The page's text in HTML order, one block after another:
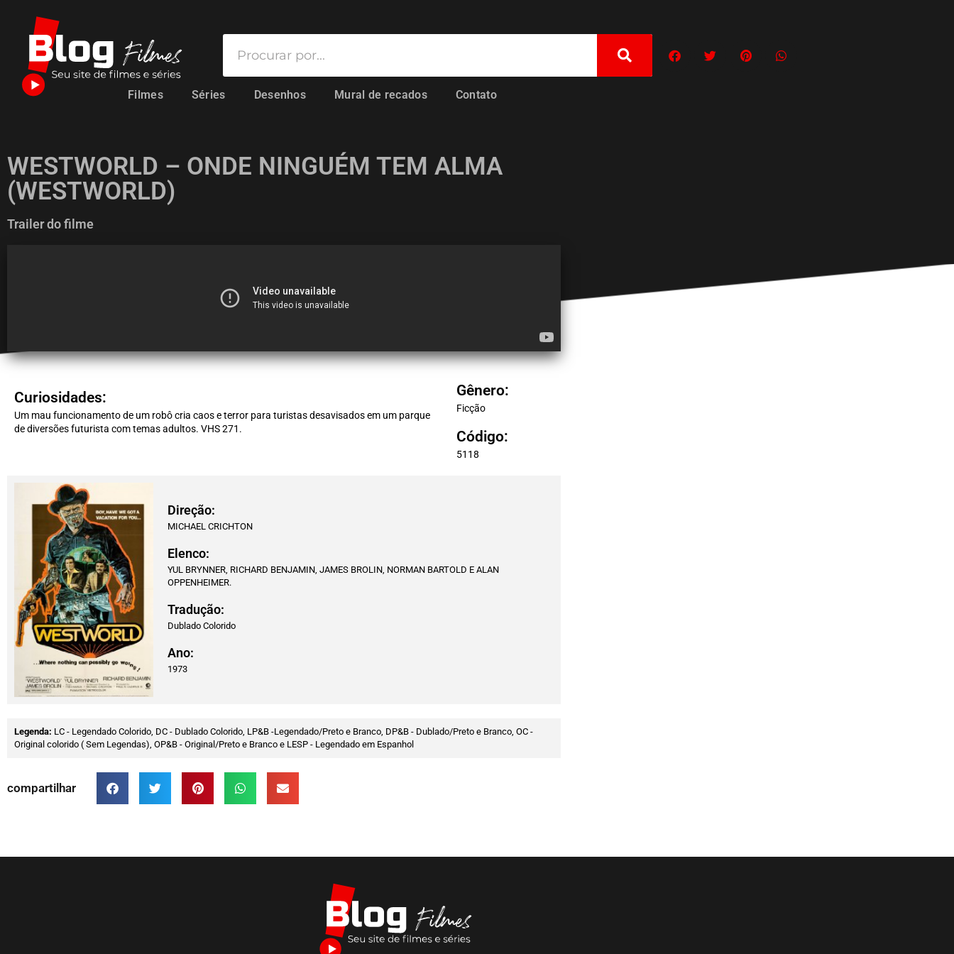
Filmes Séries Desenhos Mural de recados Contato
WESTWORLD – ONDE NINGUÉM TEM ALMA
(WESTWORLD)
Trailer do filme
Curiosidades:
Um mau funcionamento de um robô cria caos e terror para turistas desavisados em um parque
de diversões futurista com temas adultos. VHS 271.
Gênero:
Ficção
Código:
5118
Direção:
MICHAEL CRICHTON
Elenco:
YUL BRYNNER, RICHARD BENJAMIN, JAMES BROLIN, NORMAN BARTOLD E ALAN
OPPENHEIMER.
Tradução:
Dublado Colorido
Ano:
1973
Legenda: LC - Legendado Colorido, DC - Dublado Colorido, LP&B -Legendado/Preto e Branco, DP&B - Dublado/Preto e Branco, OC -
Original colorido ( Sem Legendas), OP&B - Original/Preto e Branco e LESP - Legendado em Espanhol
compartilhar